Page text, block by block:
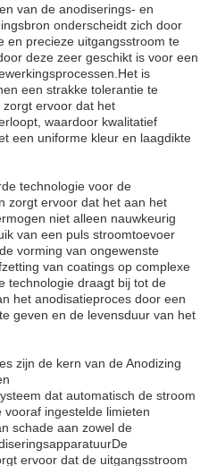
van de anodiserings- en
onderscheidt zich door
en precieze uitgangsstroom te
deze zeer geschikt is voor een
is
een strakke tolerantie te
ervoor dat het
waardoor kwalitatief
een uniforme kleur en laagdikte
technologie voor de
zorgt ervoor dat het aan het
niet alleen nauwkeurig
van een puls stroomtoevoer
vorming van ongewenste
van coatings op complexe
technologie draagt bij tot de
het anodisatieproces door een
geven en de levensduur van het
zijn de kern van de Anodizing
dat automatisch de stroom
ingestelde limieten
schade aan zowel de
ervoor dat de uitgangsstroom